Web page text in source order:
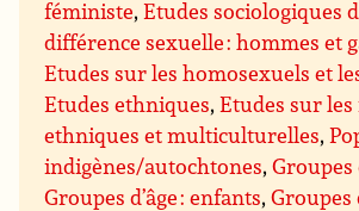
féministe,Etudes sociologiques
différence sexuelle : hommes et
Etudes sur les homosexuels et
Etudes ethniques,Etudes sur
ethniques et multiculturelles,
indigènes/autochtones,Groupes
Groupes d’âge : enfants,Groupes